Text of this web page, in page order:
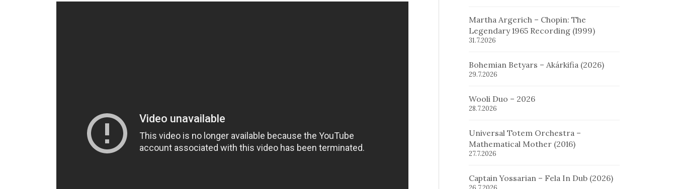
Martha Argerich – Chopin: The
Legendary 1965 Recording (1999)
31.7.2026
Bohemian Betyars – Akárkifia (2026)
29.7.2026
Wooli Duo – 2026
28.7.2026
Universal Totem Orchestra –
Mathematical Mother (2016)
27.7.2026
Captain Yossarian – Fela In Dub (2026)